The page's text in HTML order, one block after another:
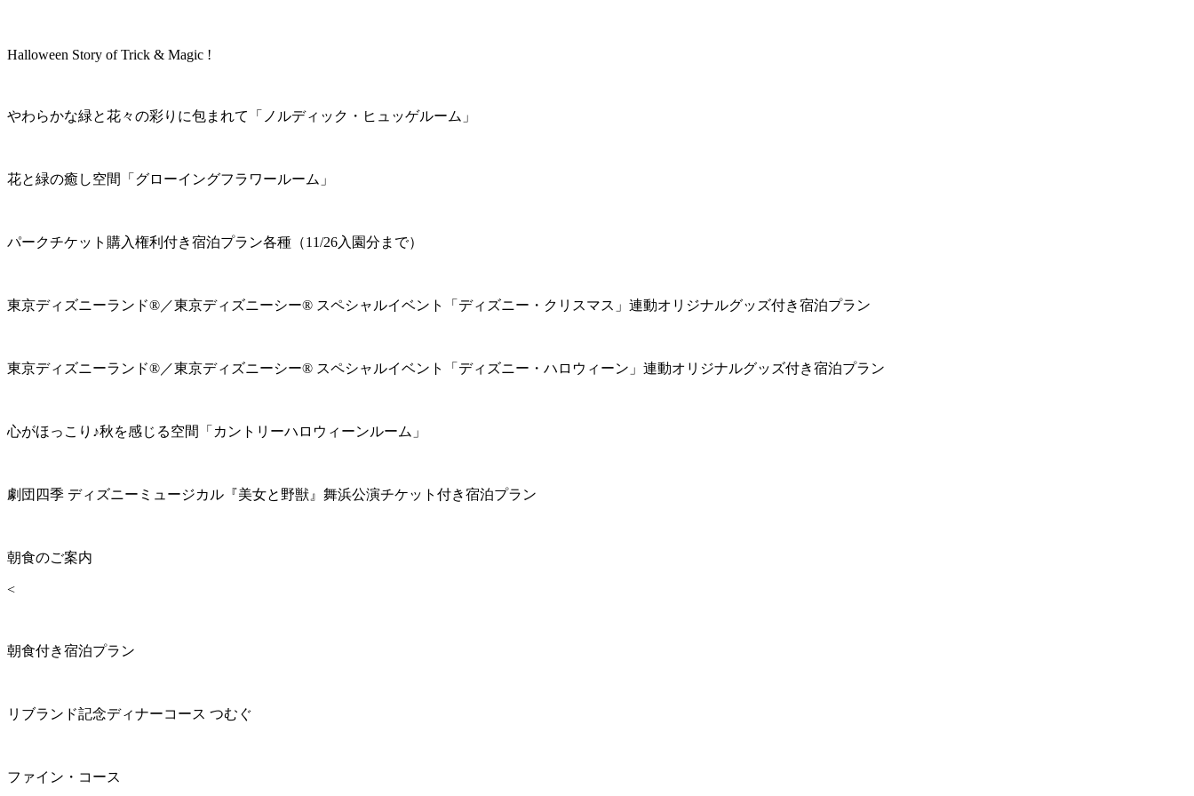
Halloween Story of Trick & Magic !
やわらかな緑と花々の彩りに包まれて「ノルディック・ヒュッゲルーム」
花と緑の癒し空間「グローイングフラワールーム」
パークチケット購入権利付き宿泊プラン各種（11/26入園分まで）
東京ディズニーランド®／東京ディズニーシー® スペシャルイベント「ディズニー・クリスマス」連動オリジナルグッズ付き宿泊プラン
東京ディズニーランド®／東京ディズニーシー® スペシャルイベント「ディズニー・ハロウィーン」連動オリジナルグッズ付き宿泊プラン
心がほっこり♪秋を感じる空間「カントリーハロウィーンルーム」
劇団四季 ディズニーミュージカル『美女と野獣』舞浜公演チケット付き宿泊プラン
朝食のご案内
<
朝食付き宿泊プラン
リブランド記念ディナーコース つむぐ
ファイン・コース